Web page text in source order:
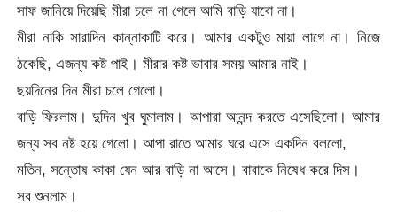
সাফ জানিয়ে দিয়েছি মীরা চলে না গেলে আমি বাড়ি যাবো না।
মীরা নাকি সারাদিন কান্নাকাটি করে। আমার একটুও মায়া লাগে না। নিজে
ঠকেছি, এজন্য কষ্ট পাই। মীরার কষ্ট ভাবার সময় আমার নাই।
ছয়দিনের দিন মীরা চলে গেলো।
বাড়ি ফিরলাম। দুদিন খুব ঘুমালাম। আপারা আনন্দ করতে এসেছিলো। আমার
জন্য সব নষ্ট হয়ে গেলো। আপা রাতে আমার ঘরে এসে একদিন বললো,
মতিন, সন্তোষ কাকা যেন আর বাড়ি না আসে। বাবাকে নিষেধ করে দিস।
সব শুনলাম।